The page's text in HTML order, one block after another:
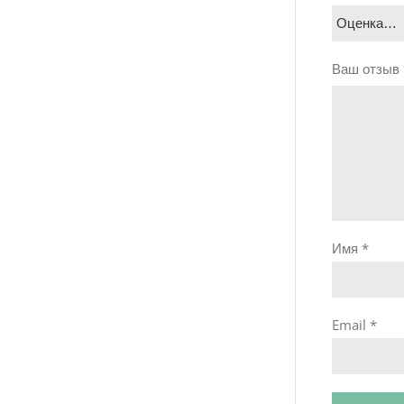
Ваш отзыв
Имя *
Email *